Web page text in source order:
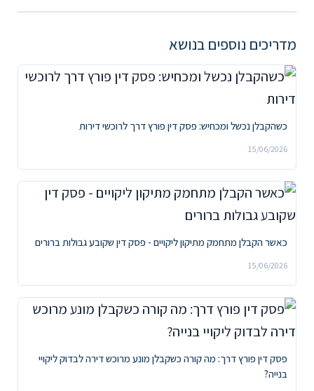
מדריכים נוספים בנושא
כשהקבלן נכשל ומכחיש: פסק דין פורץ דרך לרוכשי דירות
15/06/2026
כאשר הקבלן מתחמק מתיקון ליקויים - פסק דין שקובע גבולות ברורים
15/06/2026
פסק דין פורץ דרך: מה קורה כשקבלן מונע מרוכש דירה לבדוק ליקויי
בנייה?